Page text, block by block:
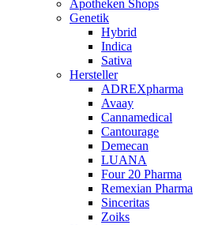
Apotheken Shops
Genetik
Hybrid
Indica
Sativa
Hersteller
ADREXpharma
Avaay
Cannamedical
Cantourage
Demecan
LUANA
Four 20 Pharma
Remexian Pharma
Sinceritas
Zoiks